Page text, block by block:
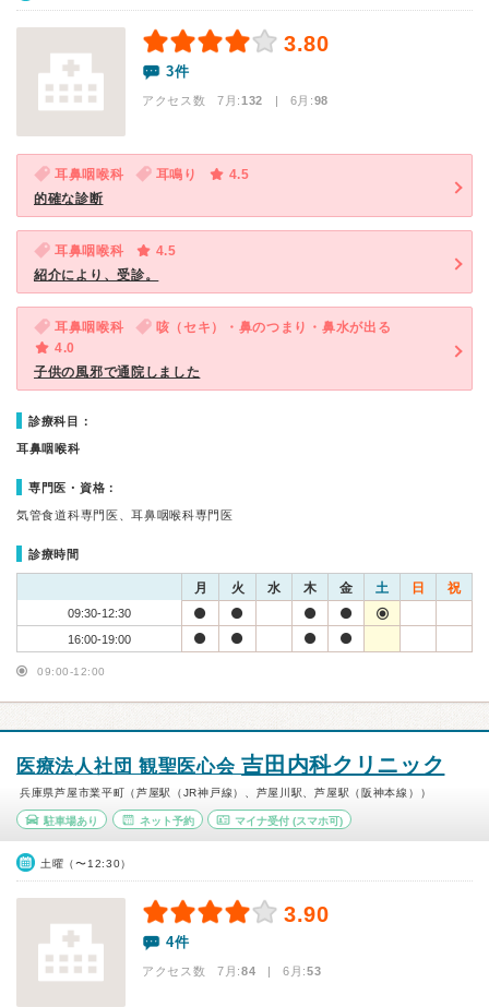
3.80
3件
アクセス数 7月:132 | 6月:98
耳鼻咽喉科 耳鳴り
4.5
的確な診断
耳鼻咽喉科
4.5
紹介により、受診。
耳鼻咽喉科
咳（セキ）・鼻のつまり・鼻水が出る
4.0
子供の風邪で通院しました
診療科目：
耳鼻咽喉科
専門医・資格：
気管食道科専門医、耳鼻咽喉科専門医
診療時間
月 火 水 木 金 土 日 祝
09:30-12:30
16:00-19:00
09:00-12:00
医療法人社団 観聖医心会吉田内科クリニック
兵庫県芦屋市業平町（芦屋駅（JR神戸線）、芦屋川駅、芦屋駅（阪神本線））
駐車場あり ネット予約 マイナ受付 (スマホ可)
土曜（〜12:30）
3.90
4件
アクセス数 7月:84 | 6月:53